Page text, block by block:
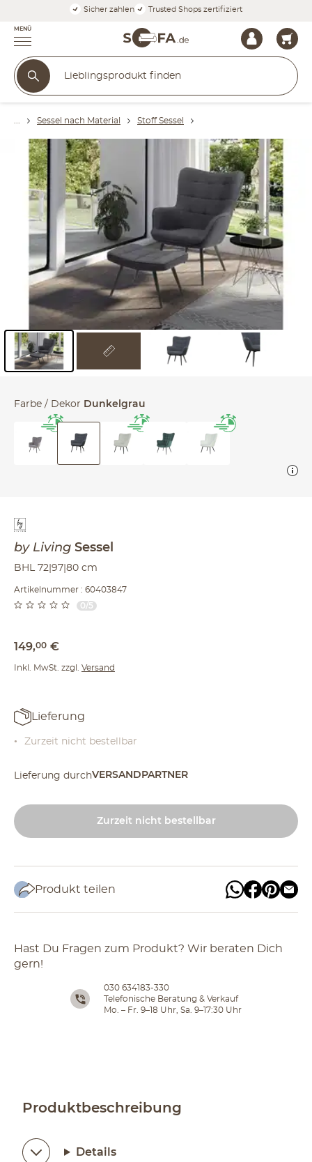
Sicher zahlen Trusted Shops zertifiziert
MENÜ
Sessel nach Material Stoff Sessel
by Living Sessel
BHL 72|97|80 cm
Artikelnummer : 60403847
0/5
149,00 €
Inkl. MwSt. zzgl. Versand
Farbe / Dekor Dunkelgrau
Lieferung
Zurzeit nicht bestellbar
Lieferung durchVERSANDPARTNER
Zurzeit nicht bestellbar
Produkt teilen
Hast Du Fragen zum Produkt? Wir beraten Dich
gern!
030 634183-330
Telefonische Beratung & Verkauf
Mo. – Fr. 9–18 Uhr, Sa. 9–17:30 Uhr
Produktbeschreibung
Details